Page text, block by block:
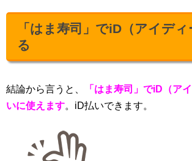
「はま寿司」でiD（アイディ
る
結論から言うと、
「はま寿司」でiD（ア
いに使えます。iD払いできます。